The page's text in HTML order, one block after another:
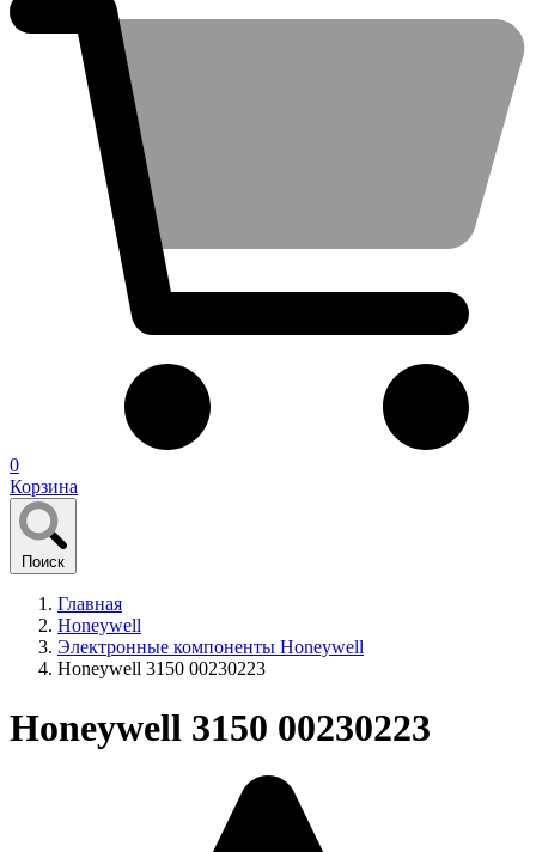
0
Корзина
Поиск
Главная
Honeywell
Электронные компоненты Honeywell
Honeywell 3150 00230223
Honeywell 3150 00230223